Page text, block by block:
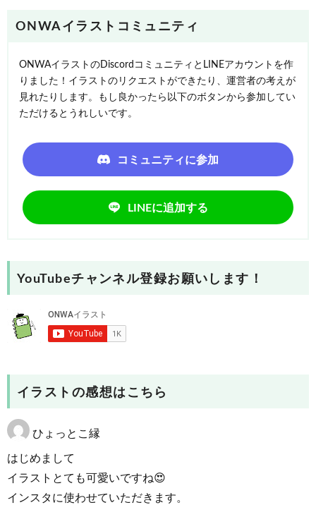
ONWAイラストコミュニティ
ONWAイラストのDiscordコミュニティとLINEアカウントを作
りました！イラストのリクエストができたり、運営者の考えが
見れたりします。もし良かったら以下のボタンから参加してい
ただけるとうれしいです。
コミュニティに参加
LINEに追加する
YouTubeチャンネル登録お願いします！
イラストの感想はこちら
ひょっとこ縁
はじめまして
イラストとても可愛いですね😍
インスタに使わせていただきます。